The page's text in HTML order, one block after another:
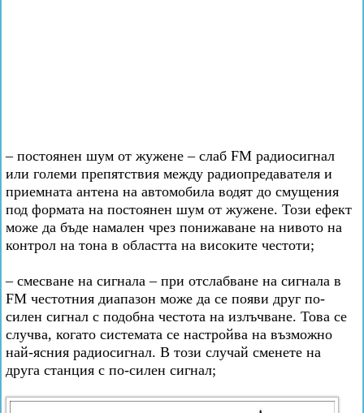
– постоянен шум от жужене – слаб FM радиосигнал
или големи препятствия между радиопредавателя и
приемната антена на автомобила водят до смущения
под формата на постоянен шум от жужене. Този ефект
може да бъде намален чрез понижаване на нивото на
контрол на тона в областта на високите честоти;
– смесване на сигнала – при отслабване на сигнала в
FM честотния диапазон може да се появи друг по-
силен сигнал с подобна честота на излъчване. Това се
случва, когато системата се настройва на възможно
най-ясния радиосигнал. В този случай сменете на
друга станция с по-силен сигнал;